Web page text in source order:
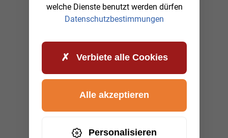
welche Dienste benutzt werden dürfen
Datenschutzbestimmungen
Verbiete alle Cookies
Personalisieren
Alle akzeptieren